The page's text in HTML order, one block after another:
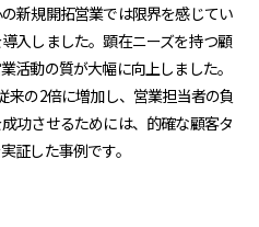
新規開拓営業では限界を感じてい
入しました。顕在ニーズを持つ顧
活動の質が大幅に向上しました。
来の2倍に増加し、営業担当者の負
功させるためには、的確な顧客タ
証した事例です。